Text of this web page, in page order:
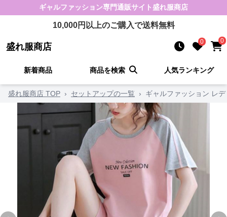
ギャルファッション専門通販サイト盛れ服商店
10,000円以上のご購入で送料無料
盛れ服商店 0 0
新着商品 商品を検索 人気ランキング
盛れ服商店 TOP › セットアップの一覧 › ギャルファッション レ